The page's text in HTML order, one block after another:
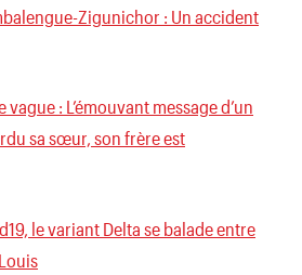
Zigunichor : Un accident
vague : L’émouvant message d’un
sa sœur, son frère est
le variant Delta se balade entre